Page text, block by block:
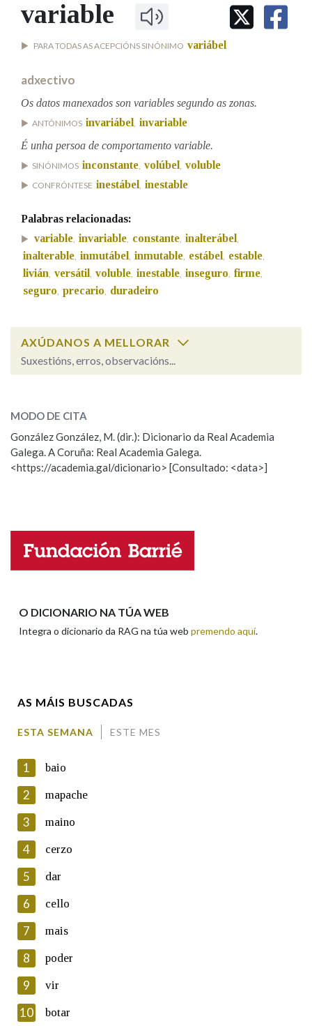
IDENTIDADE CORPORATIVA
MARCIAL DEL ADALID
CASA-MUSEO EMILIA PARDO
FIGURAS HOMENAXEADAS
HISTORIA
PORTAL DAS PALABRAS
Facebook
TwitterYoutubeInstagramBluesky
BUSCAR NOS LEMAS
Comeza por
Remata por
Contén
BUSCAR NO CONTIDO
Nas definicións
Nos exemplos
OUTRAS OPCIÓNS DE BUSCA
Marcas gramaticais
LIMPAR
variable
PARA TODAS AS ACEPCIÓNS SINÓNIMO variábel
adxectivo
Os datos manexados son variables segundo as zonas.
ANTÓNIMOS invariábel , invariable
É unha persoa de comportamento variable.
SINÓNIMOS inconstante, volúbel , voluble
CONFRÓNTESE inestábel , inestable
Palabras relacionadas:
variable, invariable, constante, inalterábel ,
inalterable, inmutábel , inmutable, estábel , estable,
livián, versátil , voluble, inestable, inseguro, firme,
seguro, precario, duradeiro
AXÚDANOS A MELLORAR
Suxestións, erros, observacións...
ESCOLLE UNHA OPCIÓN:
Observación Hai un erro na palabra
Propoño mellorar a definición
Nome
En cumprimento da normativa vixente en materia de
Protección de Datos de Carácter Persoal, a Real Academia
Galega informa a aqueles usuarios que faciliten o seu correo
electrónico, así como calquera outra información de carácter
persoal, que estes datos serán obxecto de tratamento
automatizado de carácter confidencial e incorporados aos seus
ficheiros informáticos. Así mesmo, os usuarios poderán exercer o
seu dereito de acceso, rectificación, oposición e cancelación dos
seus datos poñéndose en contacto connosco.
Lin e acepto as condicións da política de
Introduce o código que aparece na imaxe:
MODO DE CITA
González González, M. (dir.): Dicionario da Real Academia
Galega. A Coruña: Real Academia Galega.
<https://academia.gal/dicionario> [Consultado: <data>]
O DICIONARIO NA TÚA WEB
Integra o dicionario da RAG na túa web premendo aquí.
AS MÁIS BUSCADAS
ESTA SEMANA ESTE MES
1 baio
2 mapache
3 maino
4 cerzo
5 dar
6 cello
7 mais
8 poder
9 vir
10 botar